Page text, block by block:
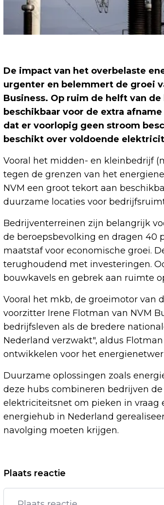
De impact van het overbelaste
urgenter en belemmert de groei
Business. Op ruim de helft van
beschikbaar voor de extra
dat er voorlopig geen stroom
beschikt over voldoende
Vooral het midden- en kleinbedrijf
tegen de grenzen van het
NVM een groot tekort aan
duurzame locaties voor
Bedrijventerreinen zijn belangrijk
de beroepsbevolking en dragen 40
maatstaf voor economische groei.
terughoudend met investeringen.
bouwkavels en gebrek aan ruimte
Vooral het mkb, de groeimotor van
voorzitter Irene Flotman van NVM
bedrijfsleven als de bredere
Nederland verzwakt", aldus
ontwikkelen voor het
Duurzame oplossingen zoals
deze hubs combineren bedrijven
elektriciteitsnet om pieken in vraag
energiehub in Nederland
navolging moeten krijgen.
Vorig artikel
OVERBELAST
BELEMMERT GROEI
Plaats reactie